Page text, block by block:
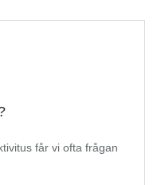
får vi ofta frågan